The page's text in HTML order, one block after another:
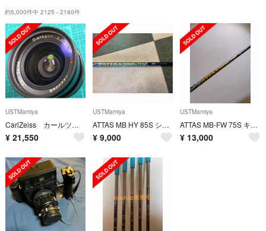
約5,000件中 2125 - 2160件
USTMamiya
CarlZeiss カールツァイス レンズ Distagon 2.8/25
¥ 21,550
USTMamiya
ATTAS MB HY 85S シャフト 単品
¥ 9,000
USTMamiya
ATTAS MB-FW 75S キャロウェイスリーブ付シャフト
¥ 13,000